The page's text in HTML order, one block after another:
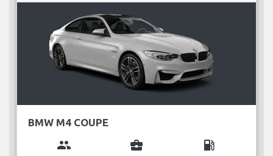
BMW M4 COUPE
group business_center local_gas_station